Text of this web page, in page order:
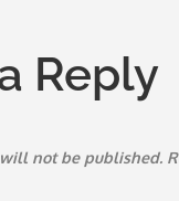
Reply
not be published.